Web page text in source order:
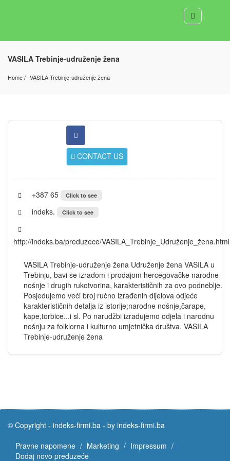
VASILA Trebinje-udruženje žena
Home VASILA Trebinje-udruženje žena
CONTACT US
+387 65 Click to see
indeks. Click to see
http://indeks.ba/preduzece/VASILA_Trebinje_Udruženje_žena.html
VASILA Trebinje-udruženje žena Udruženje žena VASILA u
Trebinju, bavi se izradom i prodajom hercegovačke narodne
nošnje i drugih rukotvorina, karakterističnih za ovo podneblje.
Posjedujemo veći broj ručno izrađenih dijelova odjeće
karakterističnih detalja iz istorije;narodne nošnje,čarape,
kape,torbice...i sl. Po narudžbi izrađujemo odjela i narodnu
nošnju za folklorna i kulturno umjetnička društva. VASILA
Trebinje-udruženje žena
© Copyright - indeks-firmi.ba - by indeks-firmi.ba
Pravne napomene
Marketing
Impressum
Dodaj novo preduzeće